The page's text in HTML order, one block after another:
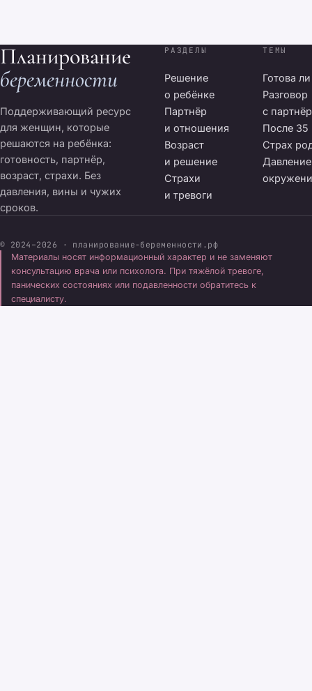
Планирование
беременности
Поддерживающий ресурс
для женщин, которые
решаются на ребёнка:
готовность, партнёр,
возраст, страхи. Без
давления, вины и чужих
сроков.
РАЗДЕЛЫ
Решение
о ребёнке
Партнёр
и отношения
Возраст
и решение
Страхи
и тревоги
ТЕМЫ
Готова
Разговор
с
После 35
Страх
Давление
© 2024–2026 · планирование-беременности.рф
Материалы носят информационный характер и не заменяют
консультацию врача или психолога. При тяжёлой тревоге,
панических состояниях или подавленности обратитесь к
специалисту.